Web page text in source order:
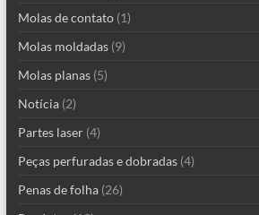
Molas de contato(1)
Molas moldadas(9)
Molas planas(5)
Notícia(2)
Partes laser(4)
Peças perfuradas e dobradas(4)
Penas de folha(26)